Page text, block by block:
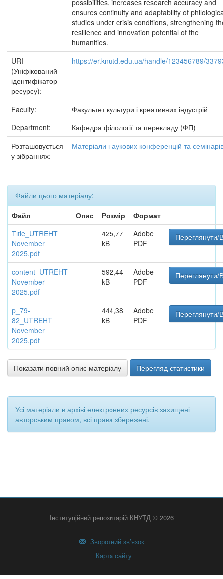
possibilities, increases research accuracy and
ensures continuity and adaptability of
studies under crisis conditions, strengthening
resilience and innovation potential of the
humanities.
URI
(Уніфікований
ідентифікатор
ресурсу):
https://er.knutd.edu.ua/handle/123456789/
Faculty:
Факультет культури і креативних індустрій
Department:
Кафедра філології та перекладу (ФП)
Розташовується
у зібраннях:
Матеріали наукових конференцій та семінарів
Файли цього матеріалу:
Файл
Опис Розмір
Формат
Title_UTREHT
November
2025.pdf
425,77
kB
Adobe
PDF
Переглянути/
content_UTREHT
November
2025.pdf
592,44
kB
Adobe
PDF
Переглянути/
p_79-
82_UTREHT
November
2025.pdf
444,38
kB
Adobe
PDF
Переглянути/
Показати повний опис матеріалу Перегляд статистики
Усі матеріали в архіві електронних ресурсів захищені
авторським правом, всі права збережені.
Інституційний репозитарій КНУТД © 2026
Зворотний зв’язок
Карта сайту